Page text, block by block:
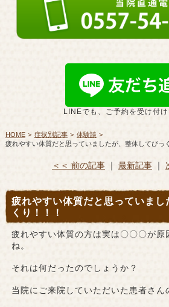
LINEでも、ご予約を受け付
HOME 症状別記事
体験談
疲れやすい体質だと思っていましたが、整体してびっ
＜＜ 前の記事｜ 最新記事｜
疲れやすい体質だと思っていまし
くり！！！
疲れやすい体質の方は実は〇〇〇が原
ね。
それは何だったのでしょうか？
当院にご来院していただいた患者さ